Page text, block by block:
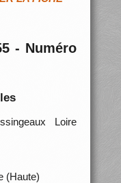
- Numéro
Loire
(Haute)